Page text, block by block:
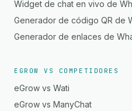
Widget de chat en vivo de
Generador de código QR de
Generador de enlaces de
EGROW VS COMPETIDORES
eGrow vs Wati
eGrow vs ManyChat